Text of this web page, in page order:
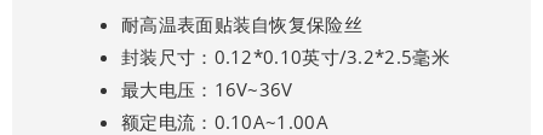
耐高温表面贴装自恢复保险丝
封装尺寸：0.12*0.10英寸/3.2*2.5毫米
最大电压：16V~36V
额定电流：0.10A~1.00A